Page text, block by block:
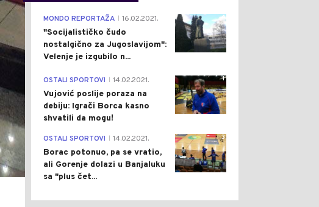
4
MONDO REPORTAŽA 16.02.2021.
"Socijalističko čudo
nostalgično za Jugoslavijom":
Velenje je izgubilo n...
1
OSTALI SPORTOVI 14.02.2021.
Vujović poslije poraza na
debiju: Igrači Borca kasno
shvatili da mogu!
3
OSTALI SPORTOVI 14.02.2021.
Borac potonuo, pa se vratio,
ali Gorenje dolazi u Banjaluku
sa "plus čet...